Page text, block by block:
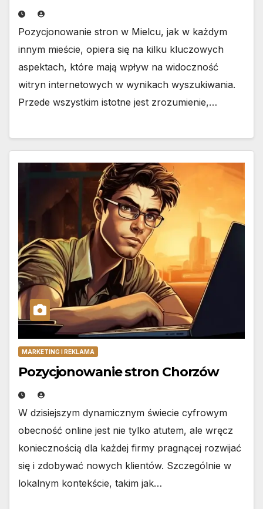
Pozycjonowanie stron w Mielcu, jak w każdym
innym mieście, opiera się na kilku kluczowych
aspektach, które mają wpływ na widoczność
witryn internetowych w wynikach wyszukiwania.
Przede wszystkim istotne jest zrozumienie,…
MARKETING I REKLAMA
Pozycjonowanie stron Chorzów
W dzisiejszym dynamicznym świecie cyfrowym
obecność online jest nie tylko atutem, ale wręcz
koniecznością dla każdej firmy pragnącej rozwijać
się i zdobywać nowych klientów. Szczególnie w
lokalnym kontekście, takim jak…